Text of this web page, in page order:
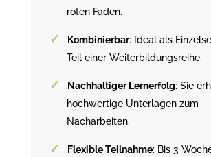
roten Faden.
Kombinierbar: Ideal als
Teil einer Weiterbildungsreihe.
Nachhaltiger Lernerfolg: Sie
hochwertige Unterlagen zum
Nacharbeiten.
Flexible Teilnahme: Bis 3